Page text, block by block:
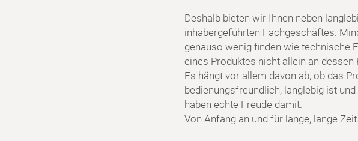
Deshalb bieten wir Ihnen neben
inhabergeführten Fachgeschäftes.
genauso wenig finden wie technische
eines Produktes nicht allein an dessen
Es hängt vor allem davon ab, ob das
bedienungsfreundlich, langlebig ist
haben echte Freude damit.
Von Anfang an und für lange, lange Zeit.